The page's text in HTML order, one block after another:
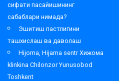
сифати пасайишининг
сабаблари нимада?
Эшитиш пастлигини
ташхислаш ва даволаш
Hijoma, Hijama sentr Хижома
klinkina Chilonzor Yunusobod
Toshkent